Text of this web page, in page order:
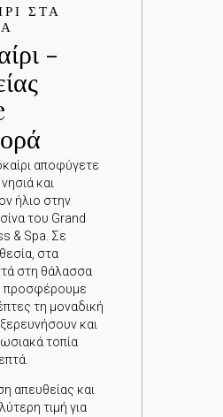
ΣΤΑ
-
αποφύγετε
και
ήλιο στην
του Grand
& Spa. Σε
στα
στη θάλασσα
προσφέρουμε
τη μοναδική
και
τοπία
απευθείας και
τιμή για